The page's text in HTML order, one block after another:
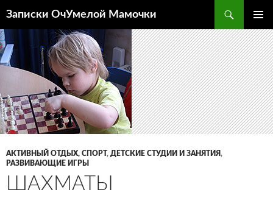
содержимому
Записки ОчУмелой Мамочки
МЕНЮ
АКТИВНЫЙ ОТДЫХ, СПОРТ, ДЕТСКИЕ СТУДИИ И ЗАНЯТИЯ,
РАЗВИВАЮЩИЕ ИГРЫ
ШАХМАТЫ